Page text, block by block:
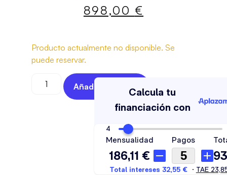
898,00 €
Producto actualmente no disponible. Se
puede reservar.
Añadir Al Carrito